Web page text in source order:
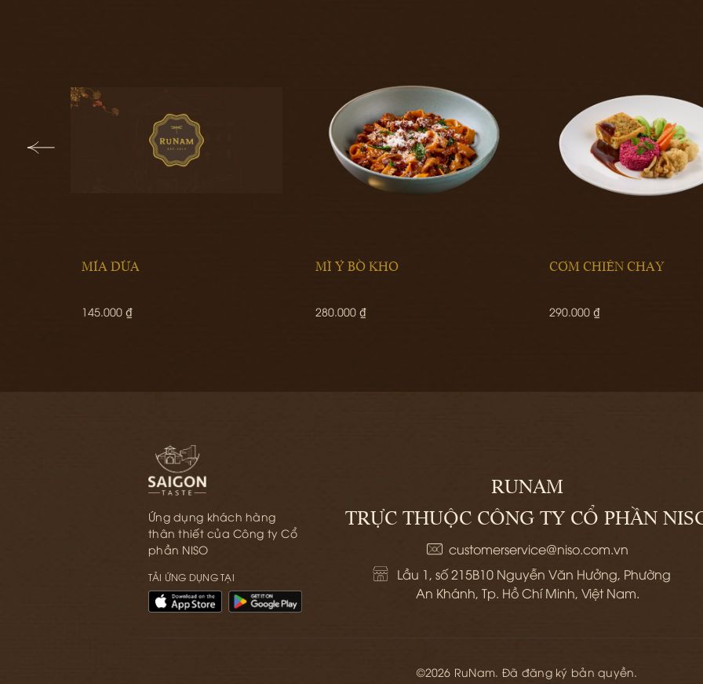
MÌ Ý BÒ KHO
280.000 ₫
CƠM CHIÊN CHAY
290.000 ₫
TRÀ HOA CÚC
320.000 ₫
Ứng dụng khách hàng
thân thiết của Công ty Cổ
phần NISO
TẢI ỨNG DỤNG TẠI
RUNAM
TRỰC THUỘC CÔNG TY CỔ PHẦN
customerservice@niso.com.vn
Lầu 1, số 215B10 Nguyễn Văn Hưởng, Phường
An Khánh, Tp. Hồ Chí Minh, Việt Nam.
©2026 RuNam. Đã đăng ký bản quyền.